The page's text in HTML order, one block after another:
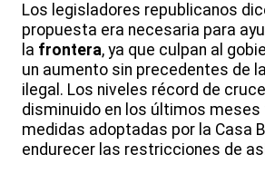
Los legisladores republicanos
propuesta era necesaria para
la frontera, ya que culpan al
un aumento sin precedentes de la
ilegal. Los niveles récord de
disminuido en los últimos meses
medidas adoptadas por la Casa
endurecer las restricciones de